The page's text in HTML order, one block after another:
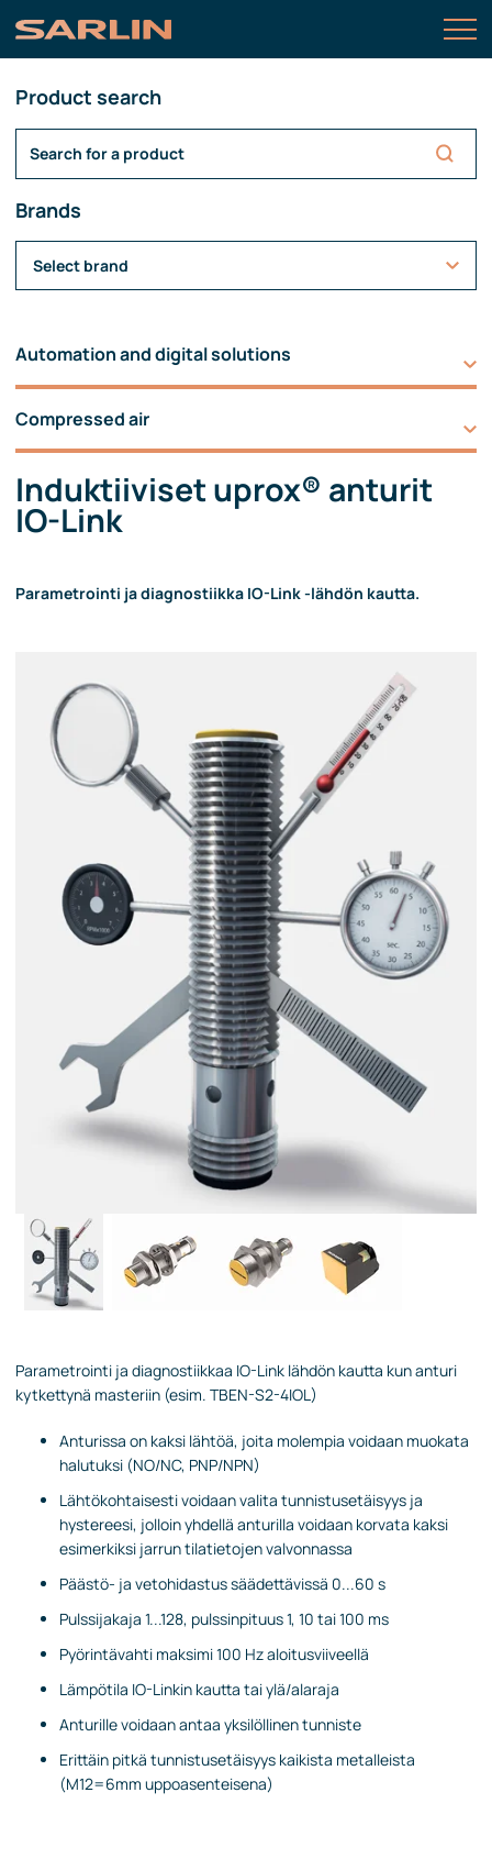
Product search
Brands
Select brand
Automation and digital solutions
Compressed air
Induktiiviset uprox® anturit
IO-Link
Parametrointi ja diagnostiikka IO-Link -lähdön kautta.
Parametrointi ja diagnostiikkaa IO-Link lähdön kautta kun anturi
kytkettynä masteriin (esim. TBEN-S2-4IOL)
Anturissa on kaksi lähtöä, joita molempia voidaan muokata
halutuksi (NO/NC, PNP/NPN)
Lähtökohtaisesti voidaan valita tunnistusetäisyys ja
hystereesi, jolloin yhdellä anturilla voidaan korvata kaksi
esimerkiksi jarrun tilatietojen valvonnassa
Päästö- ja vetohidastus säädettävissä 0...60 s
Pulssijakaja 1...128, pulssinpituus 1, 10 tai 100 ms
Pyörintävahti maksimi 100 Hz aloitusviiveellä
Lämpötila IO-Linkin kautta tai ylä/alaraja
Anturille voidaan antaa yksilöllinen tunniste
Erittäin pitkä tunnistusetäisyys kaikista metalleista
(M12=6mm uppoasenteisena)